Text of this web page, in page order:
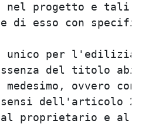
nel progetto
di esso con
unico per
assenza del
medesimo,
sensi
al